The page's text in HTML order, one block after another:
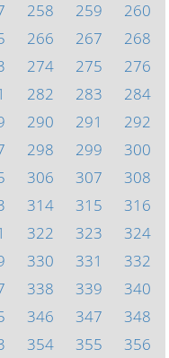
258 259
260
266 267
268
274 275
276
282 283
284
290 291
292
298 299
300
306 307
308
314 315
316
322 323
324
330 331
332
338 339
340
346 347
348
354 355 356